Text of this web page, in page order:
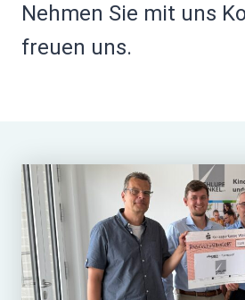
Nehmen Sie mit uns
freuen uns.